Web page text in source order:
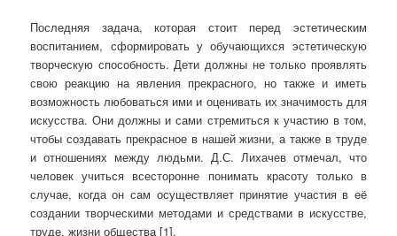
Последняя задача, которая стоит перед эстетическим
воспитанием, сформировать у обучающихся эстетическую
творческую способность. Дети должны не только проявлять
свою реакцию на явления прекрасного, но также и иметь
возможность любоваться ими и оценивать их значимость для
искусства. Они должны и сами стремиться к участию в том,
чтобы создавать прекрасное в нашей жизни, а также в труде
и отношениях между людьми. Д.С. Лихачев отмечал, что
человек учиться всесторонне понимать красоту только в
случае, когда он сам осуществляет принятие участия в её
создании творческими методами и средствами в искусстве,
труде, жизни общества [1].